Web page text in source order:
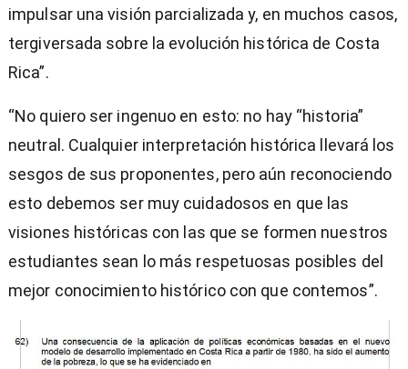
impulsar una visión parcializada y, en muchos casos,
tergiversada sobre la evolución histórica de Costa
Rica”.
“No quiero ser ingenuo en esto: no hay “historia”
neutral. Cualquier interpretación histórica llevará los
sesgos de sus proponentes, pero aún reconociendo
esto debemos ser muy cuidadosos en que las
visiones históricas con las que se formen nuestros
estudiantes sean lo más respetuosas posibles del
mejor conocimiento histórico con que contemos”.